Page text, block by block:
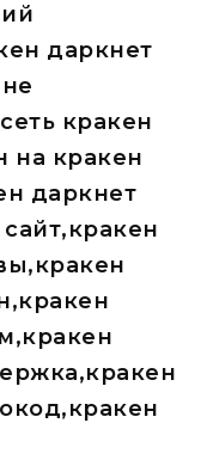
даркнет
кракен
на кракен
даркнет